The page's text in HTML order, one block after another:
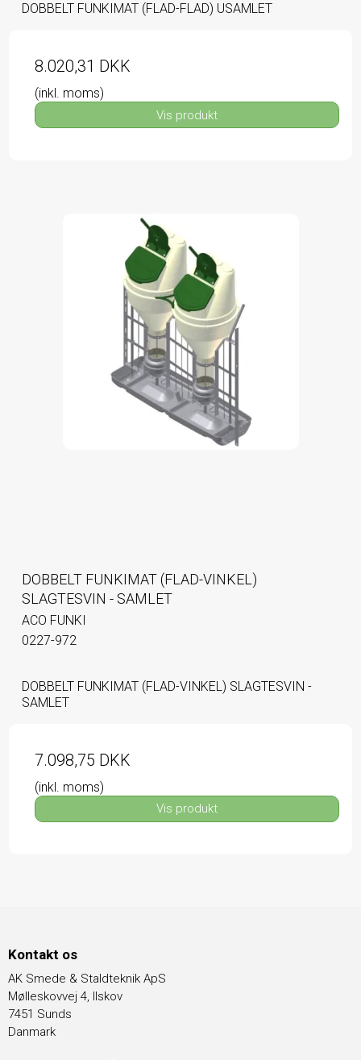
DOBBELT FUNKIMAT (FLAD-FLAD) USAMLET
8.020,31 DKK
(inkl. moms)
Vis produkt
DOBBELT FUNKIMAT (FLAD-VINKEL)
SLAGTESVIN - SAMLET
ACO FUNKI
0227-972
DOBBELT FUNKIMAT (FLAD-VINKEL) SLAGTESVIN -
SAMLET
7.098,75 DKK
(inkl. moms)
Vis produkt
Kontakt os
AK Smede & Staldteknik ApS
Mølleskovvej 4, Ilskov
7451 Sunds
Danmark